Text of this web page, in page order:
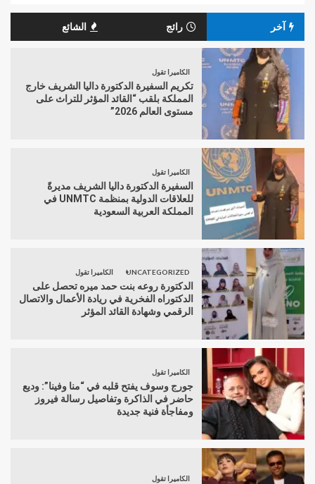
آخر رائج الشائع
الكاميرا تقول
تكريم السفيرة الدكتورة داليا الشريف خارج
المملكة بلقب “القائد المؤثر للتراث على
مستوى العالم 2026”
الكاميرا تقول
السفيرة الدكتورة داليا الشريف مديرةً
للعلاقات الدولية بمنظمة UNMTC في
المملكة العربية السعودية
UNCATEGORIZED الكاميرا تقول
الدكتورة روعه بنت حمد ميره تحصل على
الدكتوراه الفخرية في ريادة الأعمال والاتصال
الرقمي وشهادة القائد المؤثر
الكاميرا تقول
جورج وسوف يفتح قلبه في “منا وفينا”: وديع
حاضر في الذاكرة وتفاصيل رسالة فيروز
ومفاجأة فنية جديدة
الكاميرا تقول